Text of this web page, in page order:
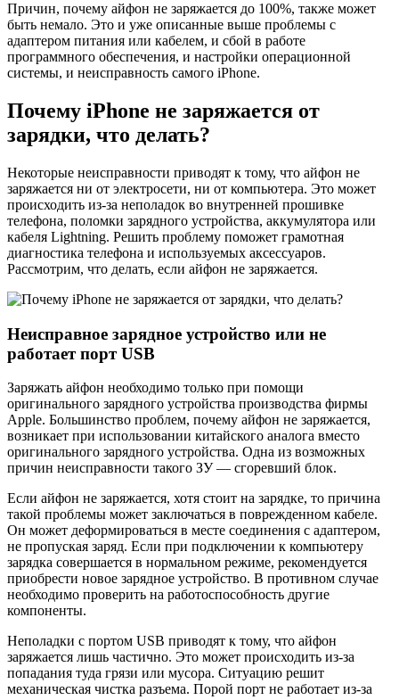
Причин, почему айфон не заряжается до 100%, также может
быть немало. Это и уже описанные выше проблемы с
адаптером питания или кабелем, и сбой в работе
программного обеспечения, и настройки операционной
системы, и неисправность самого iPhone.
Почему iPhone не заряжается от
зарядки, что делать?
Некоторые неисправности приводят к тому, что айфон не
заряжается ни от электросети, ни от компьютера. Это может
происходить из-за неполадок во внутренней прошивке
телефона, поломки зарядного устройства, аккумулятора или
кабеля Lightning. Решить проблему поможет грамотная
диагностика телефона и используемых аксессуаров.
Рассмотрим, что делать, если айфон не заряжается.
Неисправное зарядное устройство или не
работает порт USB
Заряжать айфон необходимо только при помощи
оригинального зарядного устройства производства фирмы
Apple. Большинство проблем, почему айфон не заряжается,
возникает при использовании китайского аналога вместо
оригинального зарядного устройства. Одна из возможных
причин неисправности такого ЗУ — сгоревший блок.
Если айфон не заряжается, хотя стоит на зарядке, то причина
такой проблемы может заключаться в поврежденном кабеле.
Он может деформироваться в месте соединения с адаптером,
не пропуская заряд. Если при подключении к компьютеру
зарядка совершается в нормальном режиме, рекомендуется
приобрести новое зарядное устройство. В противном случае
необходимо проверить на работоспособность другие
компоненты.
Неполадки с портом USB приводят к тому, что айфон
заряжается лишь частично. Это может происходить из-за
попадания туда грязи или мусора. Ситуацию решит
механическая чистка разъема. Порой порт не работает из-за